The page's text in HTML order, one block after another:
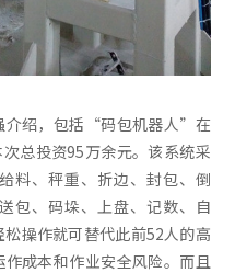
介绍，包括“码包机器人”在
总投资95万余元。该系统采
料、秤重、折边、封包、倒
包、码垛、上盘、记数、自
操作就可替代此前52人的高
成本和作业安全风险。而且